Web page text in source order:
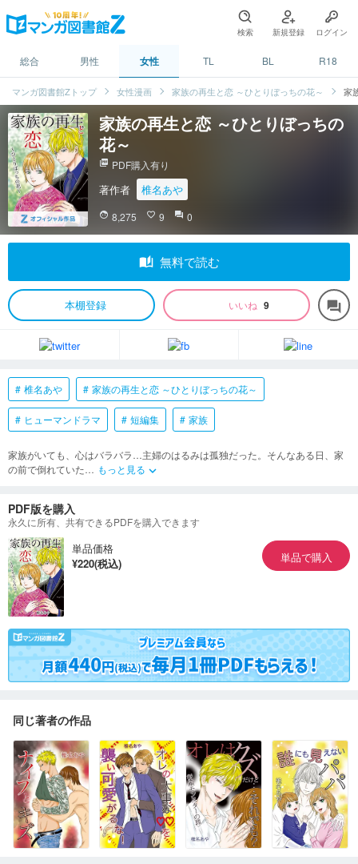
検索 新規登録 ログイン
総合 男性 女性 TL BL R18
マンガ図書館Zトップ 女性漫画 家族の再生と恋 ～ひとりぼっちの花～ 家
家族の再生と恋 ～ひとりぼっちの
花～
picture_as_pdf PDF購入有り
著作者 椎名あや
face 8,275 favorite_border 9 question_answer 0
auto_stories 無料で読む
本棚登録 いいね 9 forum
椎名あや 家族の再生と恋 ～ひとりぼっちの花～
ヒューマンドラマ 短編集 家族
家族がいても、心はバラバラ…主婦のはるみは孤独だった。そんなある日、家
の前で倒れていた… もっと見る keyboard_arrow_down
PDF版を購入
永久に所有、共有できるPDFを購入できます
単品価格
¥220(税込)
単品で購入
同じ著者の作品